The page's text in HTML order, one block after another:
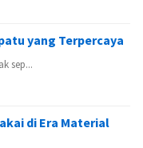
yang Terpercaya
sep...
di Era Material